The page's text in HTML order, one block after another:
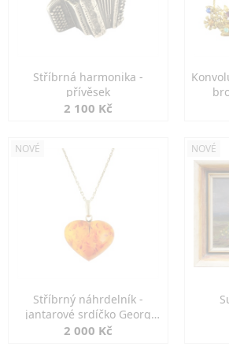
Stříbrná harmonika -
přívěsek
2 100 Kč
NOVÉ
Stříbrný náhrdelník -
jantarové srdíčko Georg
Kramer
2 000 Kč
NOVÉ